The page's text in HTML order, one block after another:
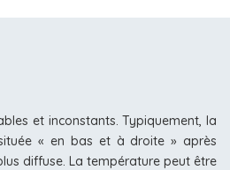
et inconstants. Typiquement, la
« en bas et à droite » après
diffuse. La température peut être